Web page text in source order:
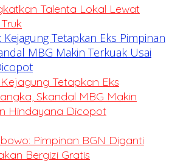
Talenta Lokal Lewat
Tetapkan Eks
Skandal MBG Makin
Hindayana Dicopot
Pimpinan BGN Diganti
Bergizi Gratis